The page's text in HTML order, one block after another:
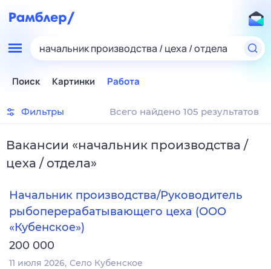
начальник производства / цеха / отдела
Поиск Картинки Работа
Фильтры Всего найдено 105 результатов
Вакансии «начальник производства /
цеха / отдела»
Начальник производства/Руководитель
рыбоперерабатывающего цеха (ООО
«Кубенское»)
200 000
11 июля 2026 Село Кубенское